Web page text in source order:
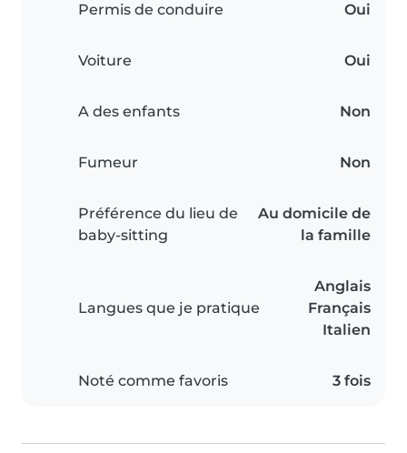
Permis de conduire Oui
Voiture Oui
A des enfants Non
Fumeur Non
Préférence du lieu de
baby-sitting
Au domicile de
la famille
Langues que je pratique
Anglais
Français
Italien
Noté comme favoris 3 fois